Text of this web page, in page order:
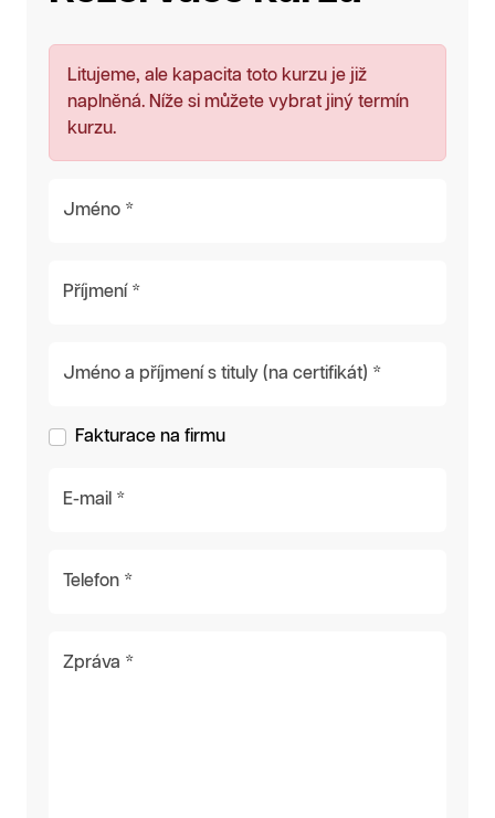
Litujeme, ale kapacita toto kurzu je již
naplněná. Níže si můžete vybrat jiný termín
kurzu.
Jméno *
Příjmení *
Jméno a příjmení s tituly (na certifikát) *
Fakturace na firmu
E-mail *
Telefon *
Zpráva *